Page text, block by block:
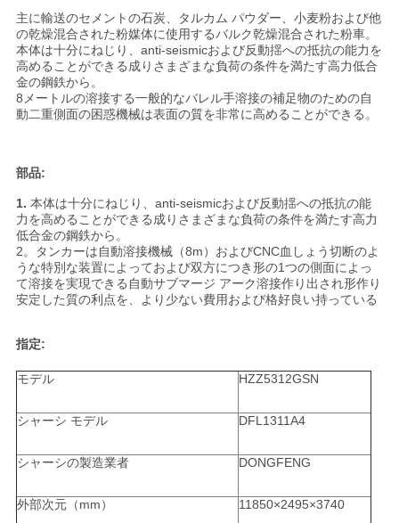
い
ニ
ュ
ス
引
用
要
求
し
な
さ
主に輸送のセメントの石炭、タルカム パウダー、小麦粉および他
の乾燥混合された粉媒体に使用するバルク乾燥混合された粉車。
本体は十分にねじり、anti-seismicおよび反動揺への抵抗の能力を
高めることができる成りさまざまな負荷の条件を満たす高力低合
金の鋼鉄から。
8メートルの溶接する一般的なバレル手溶接の補足物のための自
動二重側面の困惑機械は表面の質を非常に高めることができる。
部品:
1. 本体は十分にねじり、anti-seismicおよび反動揺への抵抗の能
力を高めることができる成りさまざまな負荷の条件を満たす高力
低合金の鋼鉄から。
2。タンカーは自動溶接機械（8m）およびCNC血しょう切断のよ
うな特別な装置によっておよび双方につき形の1つの側面によっ
て溶接を実現できる自動サブマージ アーク溶接作り出され形作り
安定した質の利点を、より少ない費用および格好良い持っている
指定:
モデル HZZ5312GSN
シャーシ モデル DFL1311A4
シャーシの製造業者 DONGFENG
外部次元（mm） 11850×2495×3740